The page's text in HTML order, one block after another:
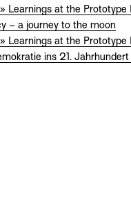
Learnings at the Prototype
– a journey to the moon
Learnings at the Prototype
ins 21.